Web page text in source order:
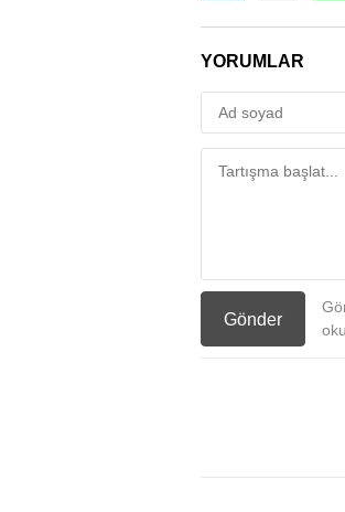
YORUMLAR
Gönder